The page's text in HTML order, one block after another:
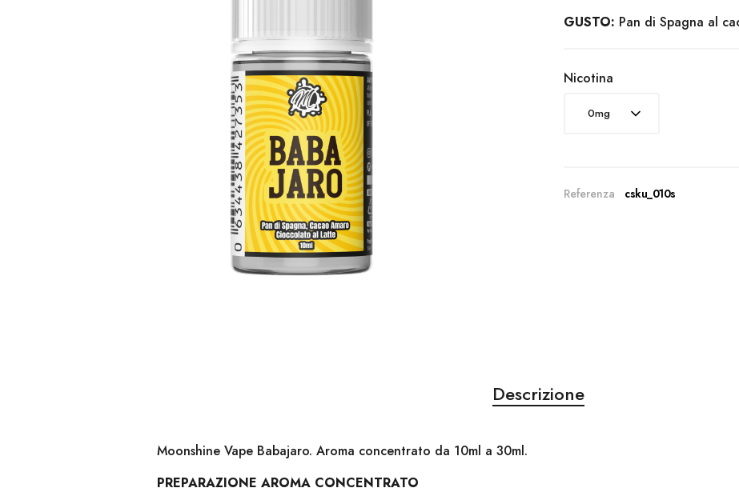
GUSTO: Pan di Spagna al
Nicotina
Referenza csku_010s
Descrizione
Moonshine Vape Babajaro. Aroma concentrato da 10ml a 30ml.
PREPARAZIONE AROMA CONCENTRATO